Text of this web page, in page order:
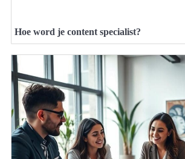
Hoe word je content specialist?